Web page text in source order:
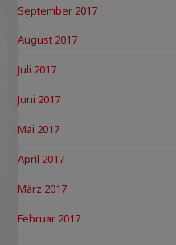
September 2017
August 2017
Juli 2017
Juni 2017
Mai 2017
April 2017
März 2017
Februar 2017